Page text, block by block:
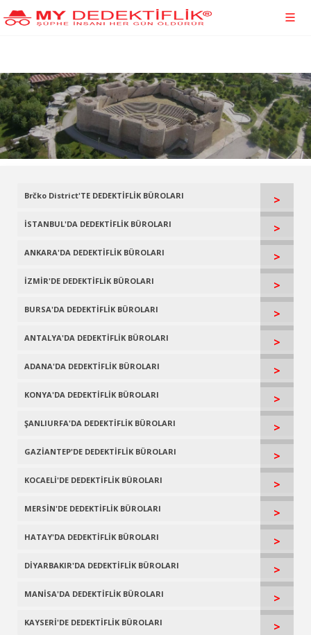
Brčko District'TE DEDEKTİFLİK BÜROLARI >
İSTANBUL'DA DEDEKTİFLİK BÜROLARI >
ANKARA'DA DEDEKTİFLİK BÜROLARI >
İZMİR'DE DEDEKTİFLİK BÜROLARI >
BURSA'DA DEDEKTİFLİK BÜROLARI >
ANTALYA'DA DEDEKTİFLİK BÜROLARI >
ADANA'DA DEDEKTİFLİK BÜROLARI >
KONYA'DA DEDEKTİFLİK BÜROLARI >
ŞANLIURFA'DA DEDEKTİFLİK BÜROLARI >
GAZİANTEP'DE DEDEKTİFLİK BÜROLARI >
KOCAELİ'DE DEDEKTİFLİK BÜROLARI >
MERSİN'DE DEDEKTİFLİK BÜROLARI >
HATAY'DA DEDEKTİFLİK BÜROLARI >
DİYARBAKIR'DA DEDEKTİFLİK BÜROLARI >
MANİSA'DA DEDEKTİFLİK BÜROLARI >
KAYSERİ'DE DEDEKTİFLİK BÜROLARI >